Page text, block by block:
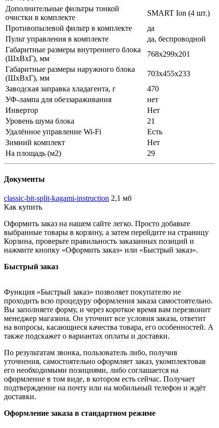
Дополнительные фильтры тонкой
очистки в комплекте
SMART Ion (4 шт.)
Противопылевой фильтр в комплекте
да
Пульт управления в комплекте
да, беспроводной
Габаритные размеры внутреннего блока
(ШхВхГ), мм
768x299x201
Габаритные размеры наружного блока
(ШхВхГ), мм
703x455x233
Заводская заправка хладагента, г
470
УФ-лампа для обеззараживания
нет
Инвертор
Нет
Уровень шума блока
21
Удалённое управление Wi-Fi
Есть
Зимний комплект
Нет
На площадь (м2)
29
Документы
classic-bit-split-kagami-instruction 2,1 мб
Как купить
Оформить заказ на нашем сайте легко. Просто добавьте
выбранные товары в корзину, а затем перейдите на страницу
Корзина, проверьте правильность заказанных позиций и
нажмите кнопку «Оформить заказ» или «Быстрый заказ».
Быстрый заказ
Функция «Быстрый заказ» позволяет покупателю не
проходить всю процедуру оформления заказа самостоятельно.
Вы заполняете форму, и через короткое время вам перезвонит
менеджер магазина. Он уточнит все условия заказа, ответит
на вопросы, касающиеся качества товара, его особенностей. А
также подскажет о вариантах оплаты и доставки.
По результатам звонка, пользователь либо, получив
уточнения, самостоятельно оформляет заказ, укомплектовав
его необходимыми позициями, либо соглашается на
оформление в том виде, в котором есть сейчас. Получает
подтверждение на почту или на мобильный телефон и ждёт
доставки.
Оформление заказа в стандартном режиме